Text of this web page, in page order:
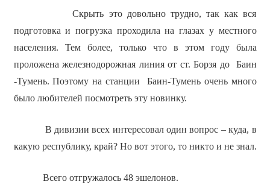
Скрыть это довольно трудно, так как вся
подготовка и погрузка проходила на глазах у местного
населения. Тем более, только что в этом году была
проложена железнодорожная линия от ст. Борзя до Баин
-Тумень. Поэтому на станции Баин-Тумень очень много
было любителей посмотреть эту новинку.
В дивизии всех интересовал один вопрос – куда, в
какую республику, край? Но вот этого, то никто и не знал.
Всего отгружалось 48 эшелонов.